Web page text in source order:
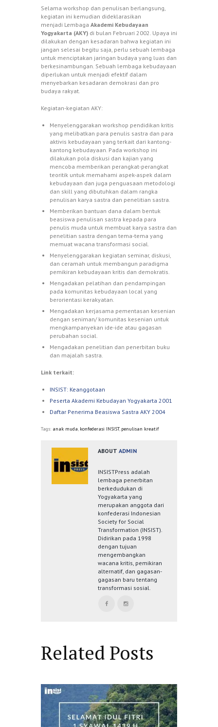
Selama workshop dan penulisan berlangsung,
kegiatan ini kemudian dideklarasikan
menjadi Lembaga Akademi Kebudayaan
Yogyakarta (AKY) di bulan Februari 2002. Upaya ini
dilakukan dengan kesadaran bahwa kegiatan ini
jangan selesai begitu saja, perlu sebuah lembaga
untuk menciptakan jaringan budaya yang luas dan
berkesinambungan. Sebuah lembaga kebudayaan
diperlukan untuk menjadi efektif dalam
menyebarkan kesadaran demokrasi dan pro
budaya rakyat.
Kegiatan-kegiatan AKY:
Menyelenggarakan workshop pendidikan kritis
yang melibatkan para penulis sastra dan para
aktivis kebudayaan yang terkait dari kantong-
kantong kebudayaan. Pada workshop ini
dilakukan pola diskusi dan kajian yang
mencoba memberikan perangkat-perangkat
teoritik untuk memahami aspek-aspek dalam
kebudayaan dan juga penguasaan metodologi
dan skill yang dibutuhkan dalam rangka
penulisan karya sastra dan penelitian sastra.
Memberikan bantuan dana dalam bentuk
beasiswa penulisan sastra kepada para
penulis muda untuk membuat karya sastra dan
penelitian sastra dengan tema-tema yang
memuat wacana transformasi social.
Menyelenggarakan kegiatan seminar, diskusi,
dan ceramah untuk membangun paradigma
pemikiran kebudayaan kritis dan demokratis.
Mengadakan pelatihan dan pendampingan
pada komunitas kebudayaan local yang
berorientasi kerakyatan.
Mengadakan kerjasama pementasan kesenian
dengan seniman/ komunitas kesenian untuk
mengkampanyekan ide-ide atau gagasan
perubahan social.
Mengadakan penelitian dan penerbitan buku
dan majalah sastra.
Link terkait:
INSIST: Keanggotaan
Peserta Akademi Kebudayan Yogyakarta 2001
Daftar Penerima Beasiswa Sastra AKY 2004
Tags: anak muda, konfederasi INSIST, penulisan kreatif
ABOUTADMIN
INSISTPress adalah
lembaga penerbitan
berkedudukan di
Yogyakarta yang
merupakan anggota dari
konfederasi Indonesian
Society for Social
Transformation (INSIST).
Didirikan pada 1998
dengan tujuan
mengembangkan
wacana kritis, pemikiran
alternatif, dan gagasan-
gagasan baru tentang
transformasi sosial.
Related Posts